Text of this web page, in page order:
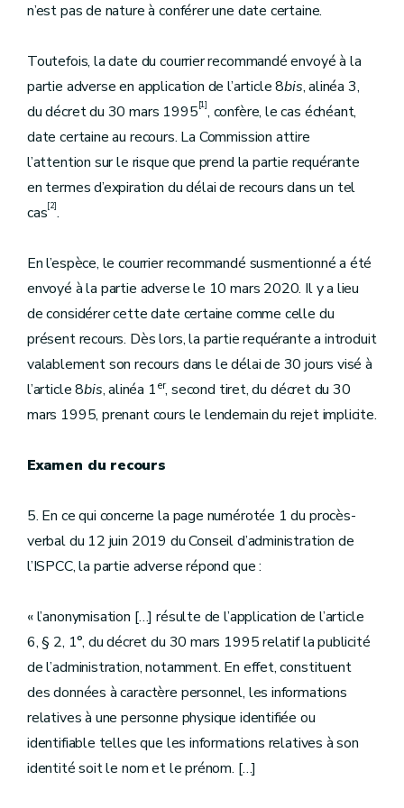
n’est pas de nature à conférer une date certaine.
Toutefois, la date du courrier recommandé envoyé à la
partie adverse en application de l’article 8bis, alinéa 3,
du décret du 30 mars 1995[1], confère, le cas échéant,
date certaine au recours. La Commission attire
l’attention sur le risque que prend la partie requérante
en termes d’expiration du délai de recours dans un tel
cas[2].
En l’espèce, le courrier recommandé susmentionné a été
envoyé à la partie adverse le 10 mars 2020. Il y a lieu
de considérer cette date certaine comme celle du
présent recours. Dès lors, la partie requérante a introduit
valablement son recours dans le délai de 30 jours visé à
l’article 8bis, alinéa 1er, second tiret, du décret du 30
mars 1995, prenant cours le lendemain du rejet implicite.
Examen du recours
5. En ce qui concerne la page numérotée 1 du procès-
verbal du 12 juin 2019 du Conseil d’administration de
l’ISPCC, la partie adverse répond que :
« l’anonymisation […] résulte de l’application de l’article
6, § 2, 1°, du décret du 30 mars 1995 relatif la publicité
de l’administration, notamment. En effet, constituent
des données à caractère personnel, les informations
relatives à une personne physique identifiée ou
identifiable telles que les informations relatives à son
identité soit le nom et le prénom. […]